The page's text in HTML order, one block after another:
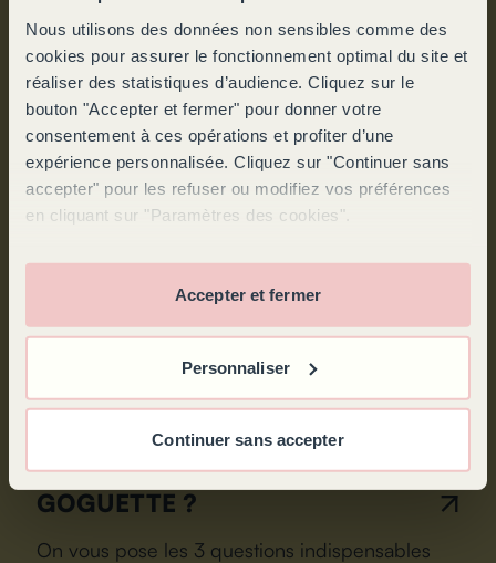
Nous utilisons des données non sensibles comme des
cookies pour assurer le fonctionnement optimal du site et
réaliser des statistiques d’audience. Cliquez sur le
bouton "Accepter et fermer" pour donner votre
consentement à ces opérations et profiter d’une
expérience personnalisée. Cliquez sur "Continuer sans
accepter" pour les refuser ou modifiez vos préférences
en cliquant sur "Paramètres des cookies".
Accepter et fermer
Personnaliser
Continuer sans accepter
trouvez celle qui mettra en valeur vos plus
belles trouvailles.
COMMENT CHOISIR VOTRE
GOGUETTE ?
On vous pose les 3 questions indispensables